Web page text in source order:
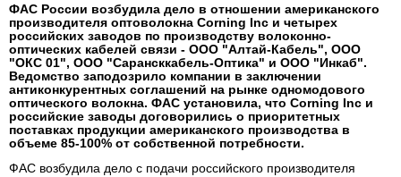
ФАС России возбудила дело в отношении американского
производителя оптоволокна Corning Inc и четырех
российских заводов по производству волоконно-
оптических кабелей связи - ООО "Алтай-Кабель", ООО
"ОКС 01", ООО "Сарансккабель-Оптика" и ООО "Инкаб".
Ведомство заподозрило компании в заключении
антиконкурентных соглашений на рынке одномодового
оптического волокна. ФАС установила, что Corning Inc и
российские заводы договорились о приоритетных
поставках продукции американского производства в
объеме 85-100% от собственной потребности.
ФАС возбудила дело с подачи российского производителя